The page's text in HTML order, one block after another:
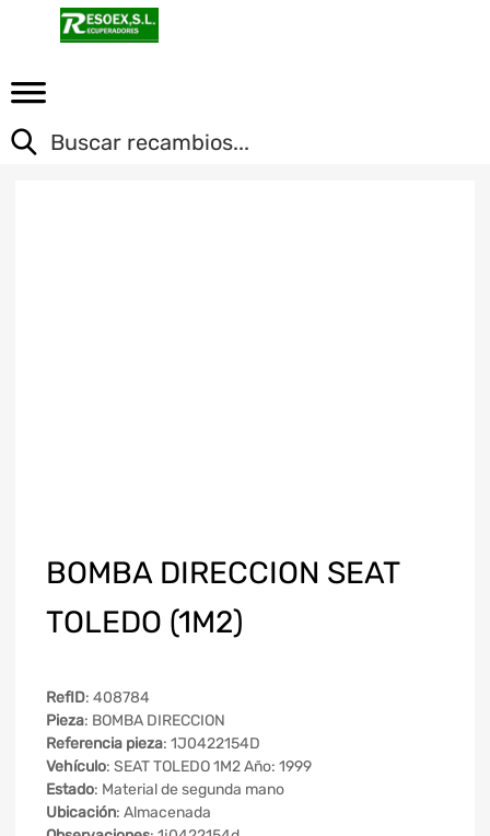
BOMBA DIRECCION SEAT
TOLEDO (1M2)
RefID: 408784
Pieza: BOMBA DIRECCION
Referencia pieza: 1J0422154D
Vehículo: SEAT TOLEDO 1M2 Año: 1999
Estado: Material de segunda mano
Ubicación: Almacenada